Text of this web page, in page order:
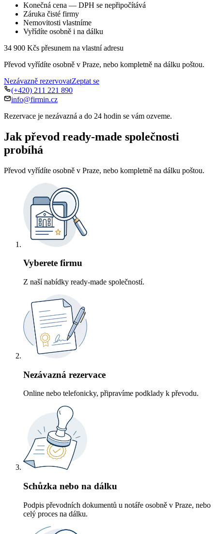
Konečná cena — DPH se nepřipočítává
Záruka čisté firmy
Nemovitosti vlastníme
Vyřídíte osobně i na dálku
34 900 Kčs přesunem na vlastní adresu
Převod vyřídíte osobně v Praze, nebo kompletně na dálku poštou.
Nezávazně rezervovatZeptat se
(+420) 211 221 890
info@firmin.cz
Rezervace je nezávazná a do 24 hodin se vám ozveme.
Jak převod ready-made společnosti
probíhá
Převod vyřídíte osobně v Praze, nebo kompletně na dálku poštou.
Vyberete firmu
Z naší nabídky ready-made společností.
Nezávazná rezervace
Online nebo telefonicky, připravíme podklady k převodu.
Schůzka nebo na dálku
Podpis převodních dokumentů u notáře osobně v Praze, nebo
celý proces na dálku.